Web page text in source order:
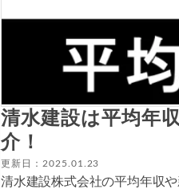
清水建設は平均年
介！
更新日：2025.01.23
清水建設株式会社の平均年収